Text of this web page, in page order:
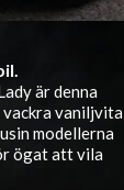
är denna
vackra vaniljvita
modellerna
ögat att vila